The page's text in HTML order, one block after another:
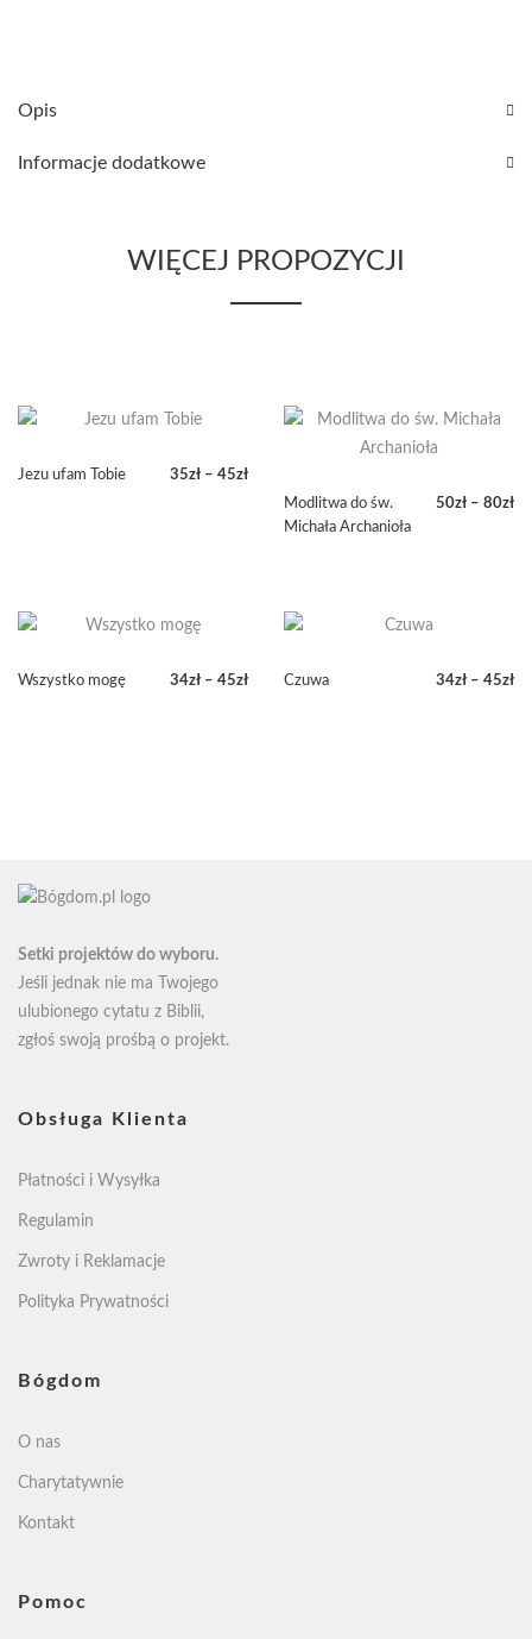
Opis
Informacje dodatkowe
WIĘCEJ PROPOZYCJI
Jezu ufam Tobie 35zł – 45zł
Modlitwa do św.
Michała Archanioła
50zł – 80zł
do
Wszystko mogę 34zł – 45zł
Czuwa 34zł – 45zł
Setki projektów do wyboru.
Jeśli jednak nie ma Twojego
ulubionego cytatu z Biblii,
zgłoś swoją prośbą o projekt.
Obsługa Klienta
Płatności i Wysyłka
Regulamin
Zwroty i Reklamacje
Polityka Prywatności
Bógdom
O nas
Charytatywnie
Kontakt
Pomoc